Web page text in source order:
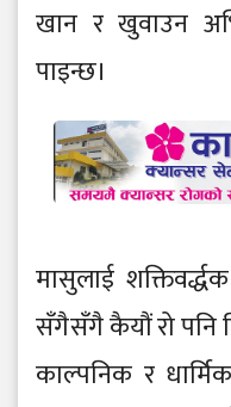
खान र खुवाउन
पाइन्छ।
मासुलाई
सँगै सँगै कैयौं रो पनि
काल्पनिक र